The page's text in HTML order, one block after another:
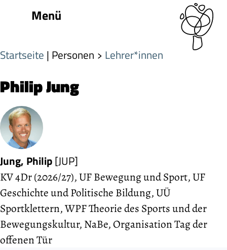
Menü
Startseite | Personen Lehrer*innen
Philip Jung
Jung, Philip[JUP]
KV 4Dr (2026/27), UF Bewegung und Sport, UF
Geschichte und Politische Bildung, UÜ
Sportklettern, WPF Theorie des Sports und der
Bewegungs­kultur, NaBe, Organisation Tag der
offenen Tür